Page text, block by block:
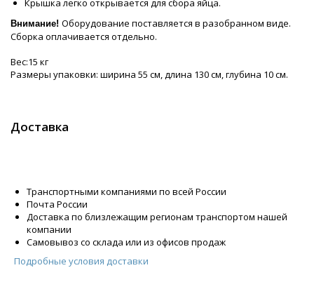
Крышка легко открывается для сбора яйца.
Внимание! Оборудование поставляется в разобранном виде.
Сборка оплачивается отдельно.
Вес:15 кг
Размеры упаковки: ширина 55 см, длина 130 см, глубина 10 см.
Доставка
Транспортными компаниями по всей России
Почта России
Доставка по близлежащим регионам транспортом нашей
компании
Самовывоз со склада или из офисов продаж
Подробные условия доставки